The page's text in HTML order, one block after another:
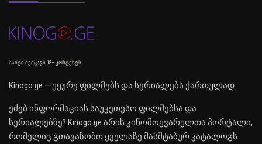
საიტი შეიცავს 18+ კონტენტს
Kinogo.ge — უყურე ფილმებს და სერიალებს ქართულად.
ეძებ ინფორმაციას საუკეთესო ფილმებსა და
სერიალებზე? Kinogo.ge არის კინომოყვარულთა პორტალი,
რომელიც გთავაზობთ ყველაზე მასშტაბურ კატალოგს.